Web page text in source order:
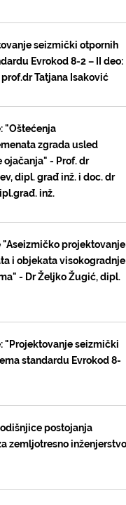
seizmički otpornih
Evrokod 8-2 – II deo:
Tatjana Isaković
"Oštećenja
zgrada usled
ojačanja" - Prof. dr
dipl. građ inž. i doc. dr
inž.
"Aseizmičko projektovanje
i objekata visokogradnje
- Dr Željko Žugić, dipl.
"Projektovanje seizmički
standardu Evrokod 8-
postojanja
zemljotresno inženjerstvo